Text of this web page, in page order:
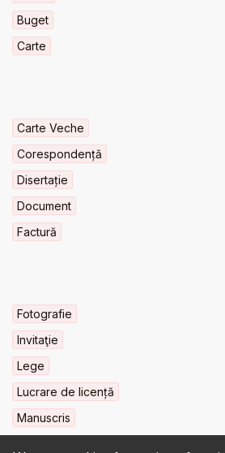
Buget
Carte
Carte Veche
Corespondență
Disertație
Document
Factură
Fotografie
Invitaţie
Lege
Lucrare de licență
Manuscris